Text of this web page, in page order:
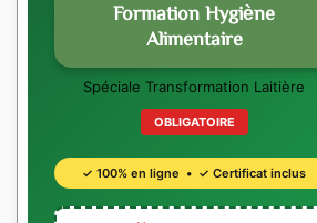
Formation Hygiène
Alimentaire
Spéciale Transformation Laitière
OBLIGATOIRE
✓ 100% en ligne • ✓ Certificat inclus